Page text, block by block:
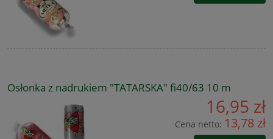
Osłonka z nadrukiem "TATARSKA" fi40/63 10 m
16,95 zł
Cena netto: 13,78 zł